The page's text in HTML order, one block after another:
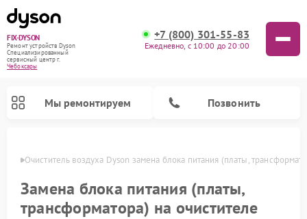
FIX-DYSON
Ремонт устройств Dyson
Специализированный
cервисный центр г.
Чебоксары
+7 (800) 301-55-83
Ежедневно, с 10:00 до 20:00
Мы ремонтируем Позвонить
Очиститель воздуха Dyson замена блока питания (платы,
Замена блока питания (платы,
трансформатора) на очистителе